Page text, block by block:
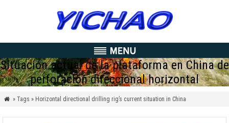
Situación actual de la plataforma en China de
perforación direccional horizontal
 » Tags » Horizontal directional drilling rig’s current situation in China